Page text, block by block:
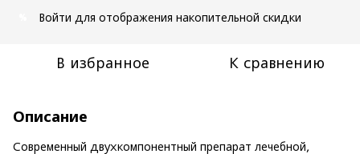
Войти для отображения накопительной скидки
В избранное К сравнению
Описание
Современный двухкомпонентный препарат лечебной,